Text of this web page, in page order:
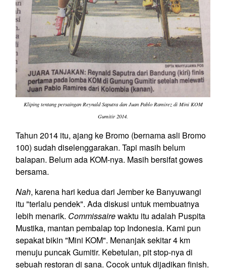
Kliping tentang persaingan Reynald Saputra dan Juan Pablo Ramirez di Mini KOM
Gumitir 2014.
Tahun 2014 itu, ajang ke Bromo (bernama asli Bromo
100) sudah diselenggarakan. Tapi masih belum
balapan. Belum ada KOM-nya. Masih bersifat gowes
bersama.
Nah, karena hari kedua dari Jember ke Banyuwangi
itu "terlalu pendek". Ada diskusi untuk membuatnya
lebih menarik. Commissairewaktu itu adalah Puspita
Mustika, mantan pembalap top Indonesia. Kami pun
sepakat bikin "Mini KOM". Menanjak sekitar 4 km
menuju puncak Gumitir. Kebetulan, pit stop-nya di
sebuah restoran di sana. Cocok untuk dijadikan finish.